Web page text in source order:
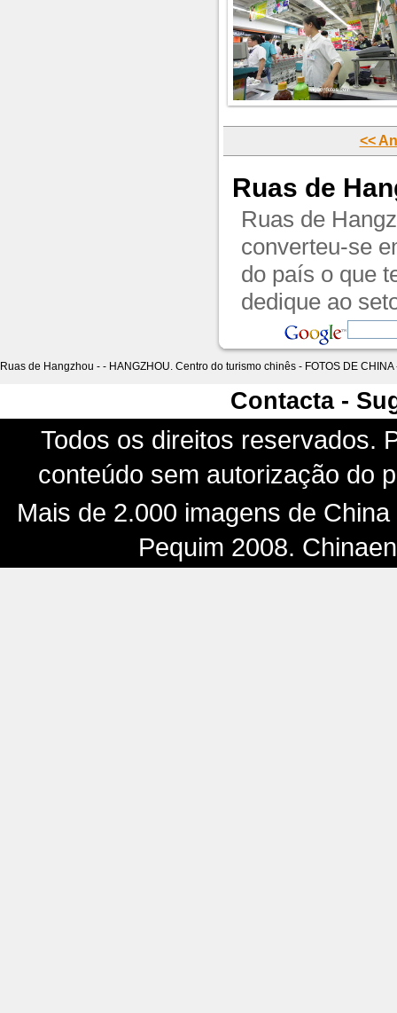
<<
Ruas de
Ruas de
converteu-se
do país o que
dedique ao
Ruas de Hangzhou - - HANGZHOU. Centro do turismo chinês - FOTOS DE CHINA
Contacta -
Todos os direitos reservados.
conteúdo sem autorização do
Mais de 2.000 imagens de
Pequim 2008.